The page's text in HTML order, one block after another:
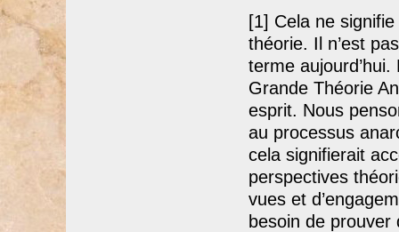
[1] Cela ne
théorie. Il n’est
terme aujourd’hui.
Grande Théorie
esprit. Nous
au processus
cela signifierait
perspectives
vues et
besoin de prouver